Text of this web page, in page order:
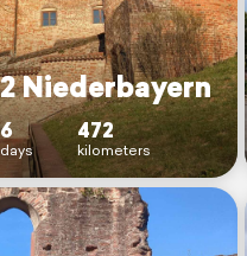
Niederbayern
6
days
472
kilometers